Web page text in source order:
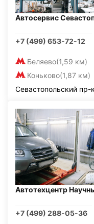
Автосервис
+7 (499) 653-72-12
Беляево(1,59 км)
Коньково(1,87 км)
Севастопольский пр-
Автотехцентр
+7 (499) 288-05-36